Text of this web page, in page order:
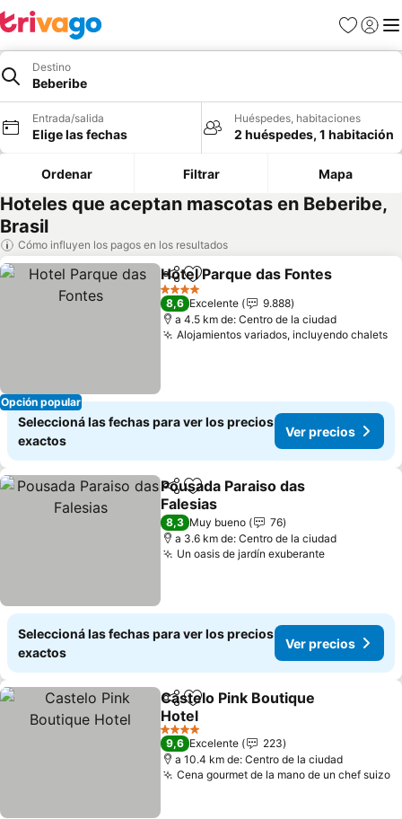
Favoritos
Iniciar
Destino
Beberibe
Entrada/salida
Elige las fechas
Huéspedes, habitaciones
2 huéspedes, 1 habitación
Ordenar Filtrar Mapa
Hoteles que aceptan mascotas en Beberibe,
Brasil
Cómo influyen los pagos en los resultados
Opción popular
CompartirAñadir a favoritos
Hotel Parque das Fontes
4 Estrellas
8,6 Excelente
9.888
a 4.5 km de: Centro de la ciudad
Alojamientos variados, incluyendo chalets
Seleccioná las fechas para ver los precios
exactos
Ver precios
CompartirAñadir a favoritos
Pousada Paraiso das
Falesias
8,3 Muy bueno
76
a 3.6 km de: Centro de la ciudad
Un oasis de jardín exuberante
Seleccioná las fechas para ver los precios
exactos
Ver precios
CompartirAñadir a favoritos
Castelo Pink Boutique
Hotel
4 Estrellas
9,6 Excelente
223
a 10.4 km de: Centro de la ciudad
Cena gourmet de la mano de un chef suizo